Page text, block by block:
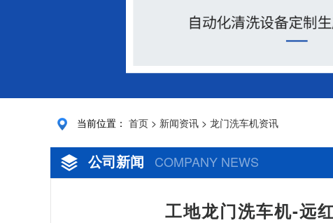
当前位置： 首页 > 新闻资讯 > 龙门洗车机资讯
公司新闻 COMPANY NEWS
工地龙门洗车机-远